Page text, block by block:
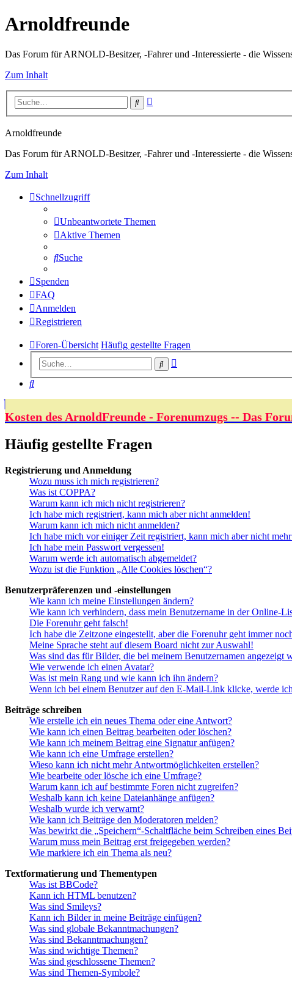
Arnoldfreunde
Das Forum für ARNOLD-Besitzer, -Fahrer und -Interessierte - die
Zum Inhalt
Suche
Arnoldfreunde
Das Forum für ARNOLD-Besitzer, -Fahrer und -Interessierte - die
Zum Inhalt
Schnellzugriff
Unbeantwortete Themen
Aktive Themen
Suche
Spenden
FAQ
Anmelden
Registrieren
Foren-Übersicht Häufig gestellte Fragen
Suche
Suche
Kosten des ArnoldFreunde - Forenumzugs -- Das
Häufig gestellte Fragen
Registrierung und Anmeldung
Wozu muss ich mich registrieren?
Was ist COPPA?
Warum kann ich mich nicht registrieren?
Ich habe mich registriert, kann mich aber nicht anmelden!
Warum kann ich mich nicht anmelden?
Ich habe mich vor einiger Zeit registriert, kann mich aber nicht
Ich habe mein Passwort vergessen!
Warum werde ich automatisch abgemeldet?
Wozu ist die Funktion „Alle Cookies löschen“?
Benutzerpräferenzen und -einstellungen
Wie kann ich meine Einstellungen ändern?
Wie kann ich verhindern, dass mein Benutzername in der Online-
Die Forenuhr geht falsch!
Ich habe die Zeitzone eingestellt, aber die Forenuhr geht immer
Meine Sprache steht auf diesem Board nicht zur Auswahl!
Was sind das für Bilder, die bei meinem Benutzernamen angezeigt
Wie verwende ich einen Avatar?
Was ist mein Rang und wie kann ich ihn ändern?
Wenn ich bei einem Benutzer auf den E-Mail-Link klicke, werde
Beiträge schreiben
Wie erstelle ich ein neues Thema oder eine Antwort?
Wie kann ich einen Beitrag bearbeiten oder löschen?
Wie kann ich meinem Beitrag eine Signatur anfügen?
Wie kann ich eine Umfrage erstellen?
Wieso kann ich nicht mehr Antwortmöglichkeiten erstellen?
Wie bearbeite oder lösche ich eine Umfrage?
Warum kann ich auf bestimmte Foren nicht zugreifen?
Weshalb kann ich keine Dateianhänge anfügen?
Weshalb wurde ich verwarnt?
Wie kann ich Beiträge den Moderatoren melden?
Was bewirkt die „Speichern“-Schaltfläche beim Schreiben eines
Warum muss mein Beitrag erst freigegeben werden?
Wie markiere ich ein Thema als neu?
Textformatierung und Thementypen
Was ist BBCode?
Kann ich HTML benutzen?
Was sind Smileys?
Kann ich Bilder in meine Beiträge einfügen?
Was sind globale Bekanntmachungen?
Was sind Bekanntmachungen?
Was sind wichtige Themen?
Was sind geschlossene Themen?
Was sind Themen-Symbole?